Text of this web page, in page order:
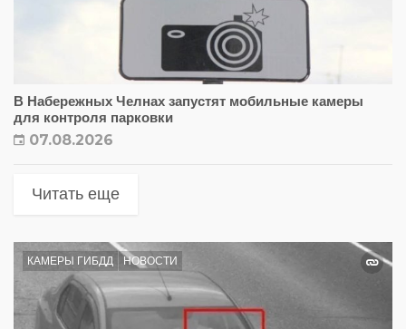
В Набережных Челнах запустят мобильные камеры
для контроля парковки
07.08.2026
Читать еще
КАМЕРЫ ГИБДД НОВОСТИ